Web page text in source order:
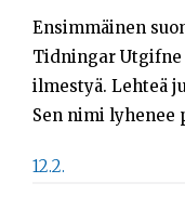
Ensimmäinen
Tidningar Utgifne
ilmestyä. Lehteä
Sen nimi lyhenee
12.2.